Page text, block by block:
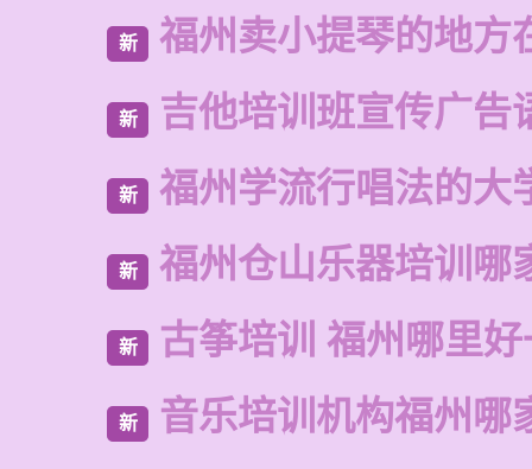
新 福州卖小提琴的地方
新 吉他培训班宣传广告
新 福州学流行唱法的大
新 福州仓山乐器培训哪
新 古筝培训 福州哪里
新 音乐培训机构福州哪